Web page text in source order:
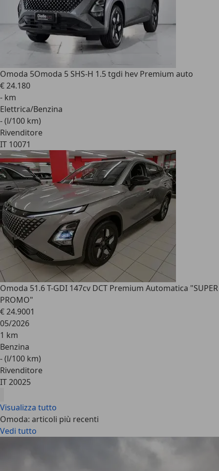
Omoda 5Omoda 5 SHS-H 1.5 tgdi hev Premium auto
€ 24.180
- km
Elettrica/Benzina
- (l/100 km)
Rivenditore
IT 10071
Omoda 51.6 T-GDI 147cv DCT Premium Automatica "SUPER
PROMO"
€ 24.9001
05/2026
1 km
Benzina
- (l/100 km)
Rivenditore
IT 20025
Visualizza tutto
Omoda: articoli più recenti
Vedi tutto